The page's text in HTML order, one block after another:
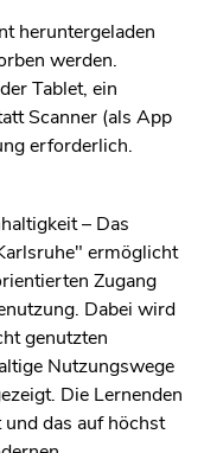
heruntergeladen
werden.
Tablet, ein
Scanner (als App
erforderlich.
– Das
ermöglicht
Zugang
Dabei wird
genutzten
Nutzungswege
Die Lernenden
das auf höchst